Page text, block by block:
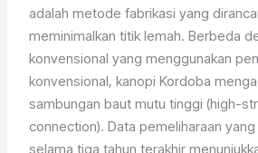
adalah metode fabrikasi yang
meminimalkan titik lemah. Berbeda
konvensional yang menggunakan
konvensional, kanopi Kordoba
sambungan baut mutu tinggi (high-
connection). Data pemeliharaan
selama tiga tahun terakhir